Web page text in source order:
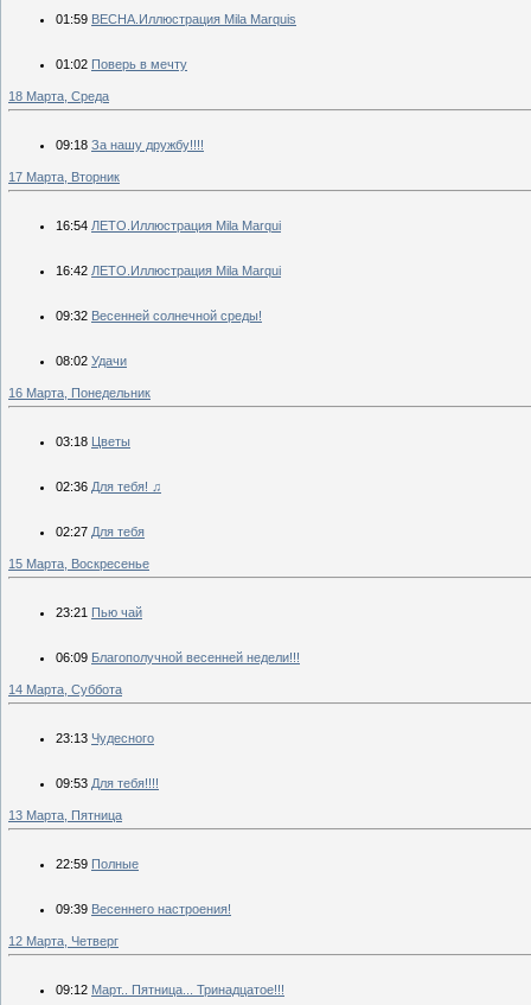
01:59 ВЕСНА.Иллюстрация Mila Marquis
01:02 Поверь в мечту
18 Марта, Среда
09:18 За нашу дружбу!!!!
17 Марта, Вторник
16:54 ЛЕТО.Иллюстрация Mila Marqui
16:42 ЛЕТО.Иллюстрация Mila Marqui
09:32 Весенней солнечной среды!
08:02 Удачи
16 Марта, Понедельник
03:18 Цветы
02:36 Для тебя! ♫
02:27 Для тебя
15 Марта, Воскресенье
23:21 Пью чай
06:09 Благополучной весенней недели!!!
14 Марта, Суббота
23:13 Чудесного
09:53 Для тебя!!!!
13 Марта, Пятница
22:59 Полные
09:39 Весеннего настроения!
12 Марта, Четверг
09:12 Март.. Пятница... Тринадцатое!!!